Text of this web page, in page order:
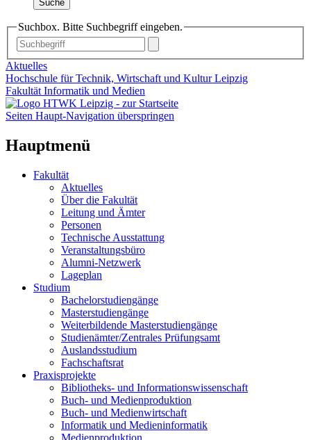
Suche
Suchbox. Bitte Suchbegriff eingeben.
Aktuelles
Hochschule für Technik, Wirtschaft und Kultur Leipzig
Fakultät Informatik und Medien
Seiten Haupt-Navigation überspringen
Hauptmenü
Fakultät
Aktuelles
Über die Fakultät
Leitung und Ämter
Personen
Technische Ausstattung
Veranstaltungsbüro
Alumni-Netzwerk
Lageplan
Studium
Bachelorstudiengänge
Masterstudiengänge
Weiterbildende Masterstudiengänge
Studienämter/Zentrales Prüfungsamt
Auslandsstudium
Fachschaftsrat
Praxisprojekte
Bibliotheks- und Informationswissenschaft
Buch- und Medienproduktion
Buch- und Medienwirtschaft
Informatik und Medieninformatik
Medienproduktion